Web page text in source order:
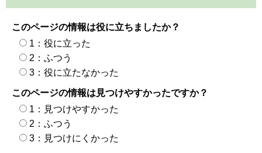
このページの情報は役に立ちましたか？
1：役に立った
2：ふつう
3：役に立たなかった
このページの情報は見つけやすかったですか？
1：見つけやすかった
2：ふつう
3：見つけにくかった